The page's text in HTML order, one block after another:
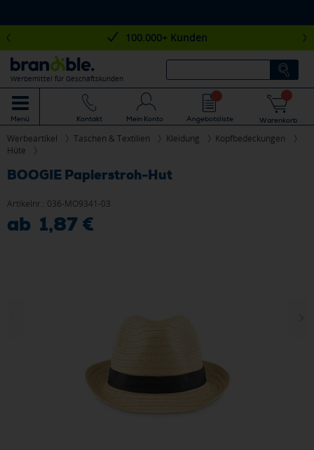
100.000+ Kunden
Werbemittel für Geschäftskunden
Menü Kontakt Mein Konto Angebotsliste Warenkorb
Werbeartikel Taschen & Textilien Kleidung
Kopfbedeckungen
Hüte
BOOGIE Papierstroh-Hut
Artikelnr.: 036-MO9341-03
ab 1,87 €